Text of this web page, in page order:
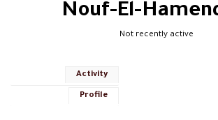
Not recently active
Activity
Profile